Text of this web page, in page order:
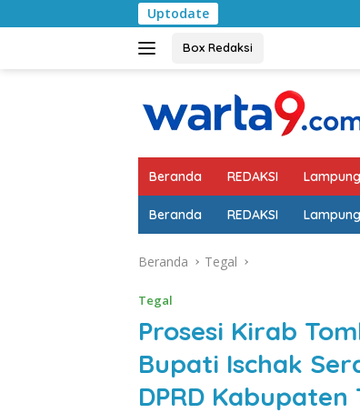
ke
Uptodate Pemkab
Box Redaksi
Beranda REDAKSI Lampung
Beranda REDAKSI Lampung
Beranda Tegal
Tegal
Prosesi Kirab
Bupati Ischak
DPRD Kabupaten